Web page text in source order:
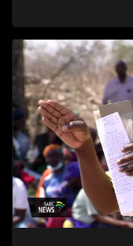
vurhangeri byintswa.